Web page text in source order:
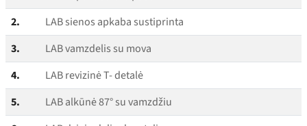
2.
LAB sienos apkaba sustiprinta
3.
LAB vamzdelis su mova
4.
LAB revizinė T- detalė
5.
LAB alkūnė 87° su vamzdžiu